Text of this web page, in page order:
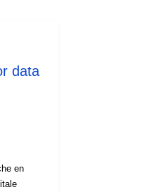
data
en